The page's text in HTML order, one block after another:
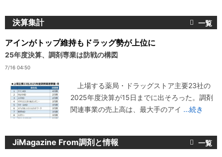
決算集計
アインがトップ維持もドラッグ勢が上位に
25年度決算、調剤専業は防戦の構図
7/16 04:50
上場する薬局・ドラッグストア主要23社の
2025年度決算が15日までに出そろった。調剤
関連事業の売上高は、最大手のアイ ...続き
JiMagazine From調剤と情報